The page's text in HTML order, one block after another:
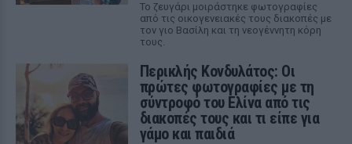
Το ζευγάρι μοιράστηκε φωτογραφίες
από τις οικογενειακές τους διακοπές με
τον γιο Βασίλη και τη νεογέννητη κόρη
τους.
Περικλής Κονδυλάτος: Οι
πρώτες φωτογραφίες με τη
σύντροφό του Ελίνα από τις
διακοπές τους και τι είπε για
γάμο και παιδιά